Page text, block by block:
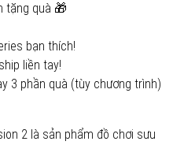
tặng quà 🎁
bạn thích!
liền tay!
3 phần quà (tùy chương trình)
2 là sản phẩm đồ chơi sưu